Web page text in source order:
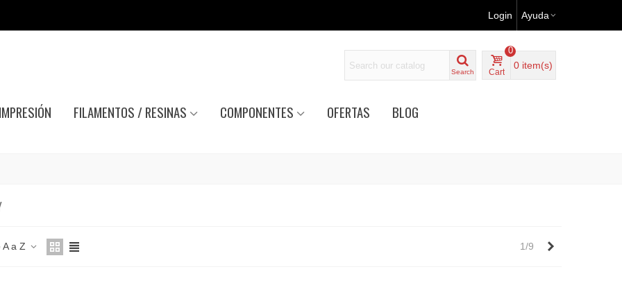
Login Ayuda
Search Cart
0
0 item(s)
IMPRESIÓN FILAMENTOS / RESINAS COMPONENTES OFERTAS
BLOG
A a Z 1/9